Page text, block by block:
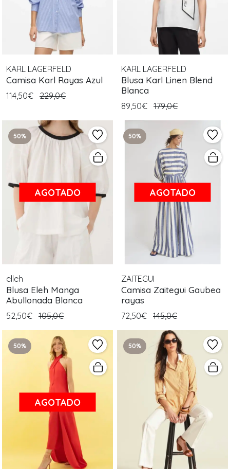
KARL LAGERFELD
Camisa Karl Rayas Azul
114,50€ 229,0€
KARL LAGERFELD
Blusa Karl Linen Blend
Blanca
89,50€ 179,0€
50%
AGOTADO
elleh
Blusa Eleh Manga
Abullonada Blanca
52,50€ 105,0€
50%
AGOTADO
ZAITEGUI
Camisa Zaitegui Gaubea
rayas
72,50€ 145,0€
50%
AGOTADO
50%